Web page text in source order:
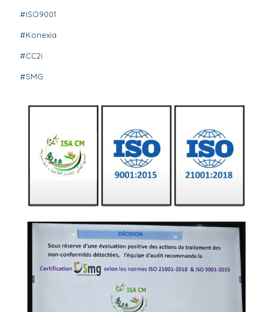
#ISO9001
#Konexia
#CC2i
#SMG